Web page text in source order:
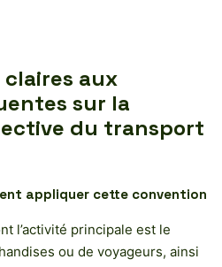
claires aux
sur la
du transport
appliquer cette convention
l’activité principale est le
ou de voyageurs, ainsi